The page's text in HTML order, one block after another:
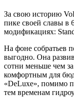
За свою историю
пике своей славы в
модификациях:
На фоне собратьев
выгодно. Она
сотни меньше чем
комфортным для
«DeLuxe», помимо
тем временам